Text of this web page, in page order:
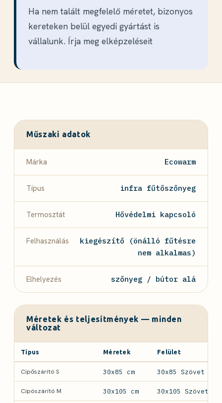
Ha nem talált megfelelő méretet, bizonyos
kereteken belül egyedi gyártást is
vállalunk. Írja meg elképzeléseit
Műszaki adatok
Márka Ecowarm
Típus infra fűtőszőnyeg
Termosztát Hővédelmi kapcsoló
Felhasználás
kiegészítő (önálló fűtésre
nem alkalmas)
Elhelyezés szőnyeg / bútor alá
Méretek és teljesítmények — minden
változat
Típus Méretek Felület
Cipőszárító S 30x85 cm 30x85 Szövet
Cipószárító M 30x105 cm 30x105 Szövet